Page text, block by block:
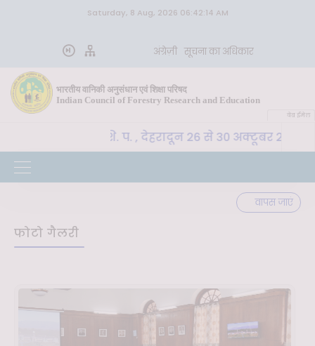
Saturday, 8 Aug, 2026 06:42:14 AM
अंग्रेज़ी सूचना का अधिकार
भारतीय वानिकी अनुसंधान एवं शिक्षा परिषद
Indian Council of Forestry Research and Education
वेब ईमेल
SLM, भा. वा. अ. शि. प. , देहरादून 26 से 30 अक्टूबर 2026
वापस जाएं
फोटो गैलरी